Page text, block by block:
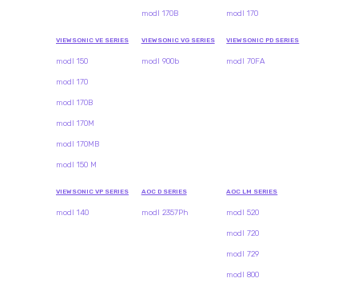
modl 170B modl 170
VIEWSONIC VE SERIES
modl 150
modl 170
modl 170B
modl 170M
modl 170MB
modl 150 M
VIEWSONIC VG SERIES
modl 900b
VIEWSONIC PD SERIES
modl 70FA
VIEWSONIC VP SERIES
modl 140
AOC D SERIES
modl 2357Ph
AOC LM SERIES
modl 520
modl 720
modl 729
modl 800